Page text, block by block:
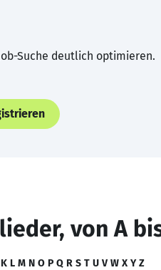
Suche deutlich optimieren.
von A
K L M N O P Q R S T U V W X Y Z